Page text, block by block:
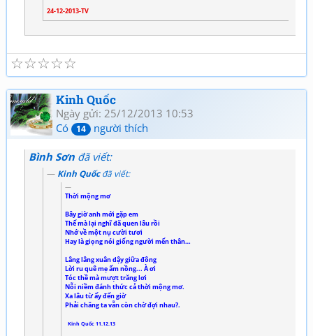
24-12-2013-TV
☆
☆
☆
☆
☆
Kinh Quốc
Ngày gửi: 25/12/2013 10:53
Có
14 người thích
Bình Sơn đã viết:
Kinh Quốcđã viết:
Thời mộng mơ
Bây giờ anh mới gặp em
Thế mà lại nghĩ đã quen lâu rồi
Nhớ về một nụ cười tươi
Hay là giọng nói giống người mến thân…
Lâng lâng xuân dậy giữa đông
Lời ru quê mẹ ấm nồng... À ơi
Tóc thề mà mượt trăng lơi
Nỗi niềm đánh thức cả thời mộng mơ.
Xa lâu từ ấy đến giờ
Phải chăng ta vẫn còn chờ đợi nhau?.
Kinh Quốc 11.12.13